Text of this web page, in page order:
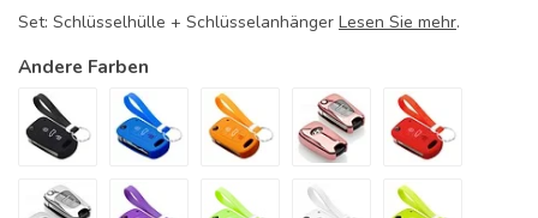
Set: Schlüsselhülle + Schlüsselanhänger Lesen Sie mehr.
Andere Farben